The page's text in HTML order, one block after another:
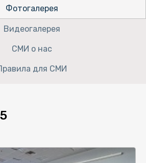
Фотогалерея
Видеогалерея
СМИ о нас
для СМИ